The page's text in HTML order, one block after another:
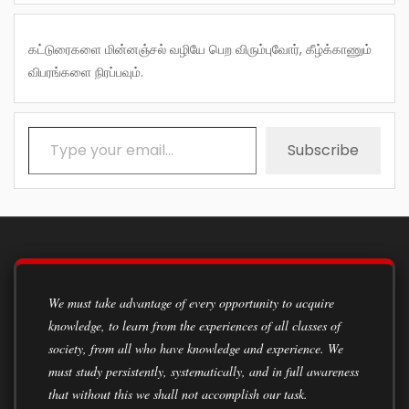
கட்டுரைகளை மின்னஞ்சல் வழியே பெற விரும்புவோர், கீழ்க்காணும்
விபரங்களை நிரப்பவும்.
Type your email…
Subscribe
We must take advantage of every opportunity to acquire
knowledge, to learn from the experiences of all classes of
society, from all who have knowledge and experience. We
must study persistently, systematically, and in full awareness
that without this we shall not accomplish our task.